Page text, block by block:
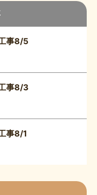
事8/5
事8/3
事8/1